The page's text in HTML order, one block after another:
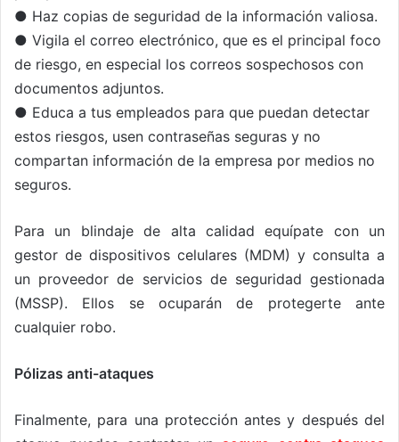
● Haz copias de seguridad de la información valiosa.
● Vigila el correo electrónico, que es el principal foco
de riesgo, en especial los correos sospechosos con
documentos adjuntos.
● Educa a tus empleados para que puedan detectar
estos riesgos, usen contraseñas seguras y no
compartan información de la empresa por medios no
seguros.
Para un blindaje de alta calidad equípate con un
gestor de dispositivos celulares (MDM) y consulta a
un proveedor de servicios de seguridad gestionada
(MSSP). Ellos se ocuparán de protegerte ante
cualquier robo.
Pólizas anti-ataques
Finalmente, para una protección antes y después del